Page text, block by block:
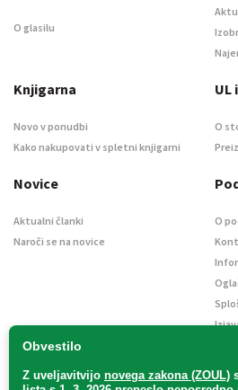
Obvestilo
Z uveljavitvijo novega zakona (ZOUL)
O glasilu
Knjigarna
Novo v ponudbi
Kako nakupovati v spletni knjigarni
UL
O
Novice
Aktualni članki
Naroči se na novice
O